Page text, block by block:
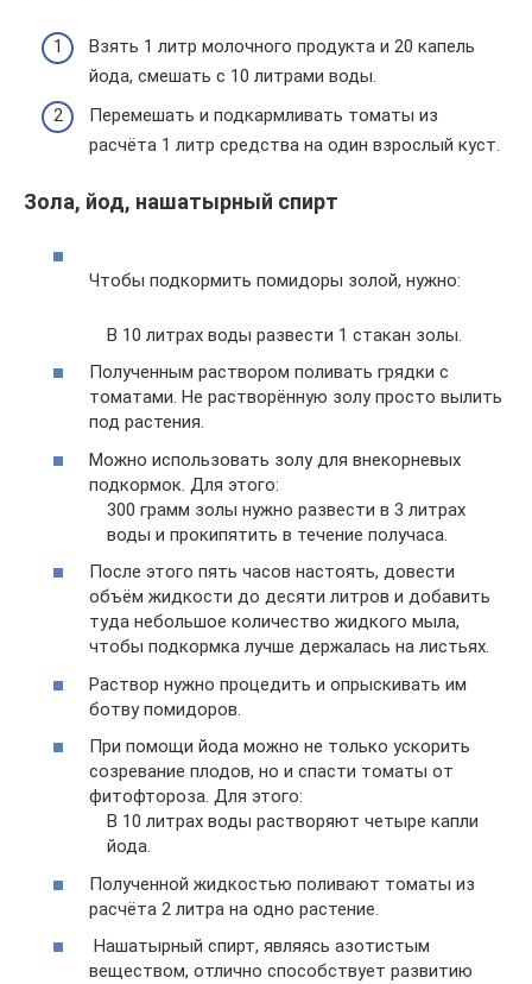
Взять 1 литр молочного продукта и 20 капель
йода, смешать с 10 литрами воды.
Перемешать и подкармливать томаты из
расчёта 1 литр средства на один взрослый куст.
Зола, йод, нашатырный спирт
Чтобы подкормить помидоры золой, нужно:
В 10 литрах воды развести 1 стакан золы.
Полученным раствором поливать грядки с
томатами. Не растворённую золу просто вылить
под растения.
Можно использовать золу для внекорневых
подкормок. Для этого:
300 грамм золы нужно развести в 3 литрах
воды и прокипятить в течение получаса.
После этого пять часов настоять, довести
объём жидкости до десяти литров и добавить
туда небольшое количество жидкого мыла,
чтобы подкормка лучше держалась на листьях.
Раствор нужно процедить и опрыскивать им
ботву помидоров.
При помощи йода можно не только ускорить
созревание плодов, но и спасти томаты от
фитофтороза. Для этого:
В 10 литрах воды растворяют четыре капли
йода.
Полученной жидкостью поливают томаты из
расчёта 2 литра на одно растение.
Нашатырный спирт, являясь азотистым
веществом, отлично способствует развитию